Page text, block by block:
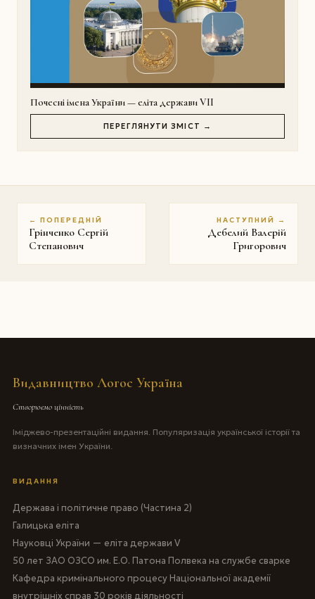
Почесні імена України — еліта держави VII
ПЕРЕГЛЯНУТИ ЗМІСТ →
← ПОПЕРЕДНІЙ
Грінченко Сергій
Степанович
НАСТУПНИЙ →
Дебелий Валерій
Григорович
Видавництво Логос Україна
Створюємо цінність
Іміджево-презентаційні видання. Популяризація української історії та
визначних імен України.
ВИДАННЯ
Держава і політичне право (Частина 2)
Галицька еліта
Науковці України — еліта держави V
50 лет ЗАО ОЗСО им. Е.О. Патона Полвека на службе сварке
Кафедра кримінального процесу Національної академії
внутрішніх справ 30 років діяльності